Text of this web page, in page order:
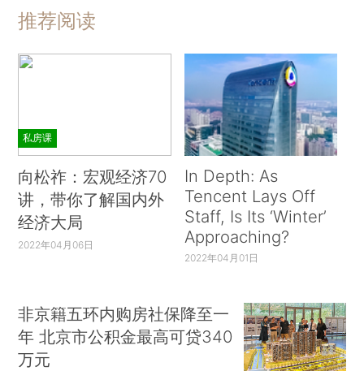
推荐阅读
私房课
向松祚：宏观经济70
讲，带你了解国内外
经济大局
2022年04月06日
In Depth: As
Tencent Lays Off
Staff, Is Its ‘Winter’
Approaching?
2022年04月01日
非京籍五环内购房社保降至一
年 北京市公积金最高可贷340
万元